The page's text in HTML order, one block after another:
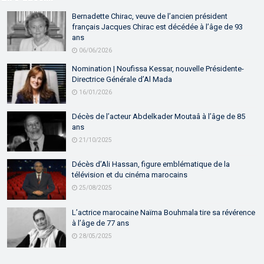
Bernadette Chirac, veuve de l’ancien président
français Jacques Chirac est décédée à l’âge de 93
ans
06/06/2026
Nomination | Noufissa Kessar, nouvelle Présidente-
Directrice Générale d’Al Mada
16/01/2026
Décès de l’acteur Abdelkader Moutaâ à l’âge de 85
ans
21/10/2025
Décès d’Ali Hassan, figure emblématique de la
télévision et du cinéma marocains
25/08/2025
L’actrice marocaine Naïma Bouhmala tire sa révérence
à l’âge de 77 ans
28/05/2025